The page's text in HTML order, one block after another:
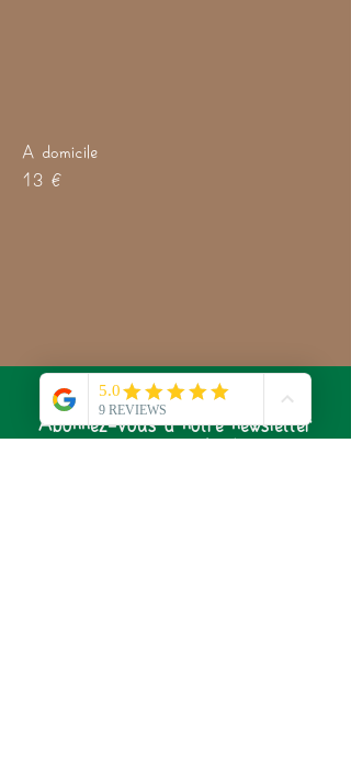
A domicile
13 €
Abonnez-vous à notre newsletter
pour ne rien rater de l'actualité